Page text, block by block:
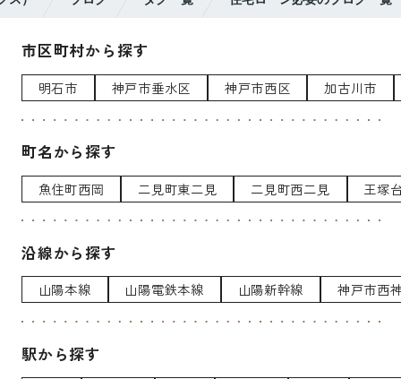
市区町村から探す
明石市 神戸市垂水区 神戸市西区 加古川市
町名から探す
魚住町西岡 二見町東二見 二見町西二見 王塚
沿線から探す
山陽本線 山陽電鉄本線 山陽新幹線 神戸市西
駅から探す